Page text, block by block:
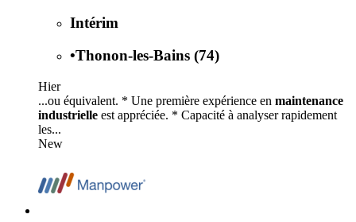
Intérim
•Thonon-les-Bains (74)
Hier
...ou équivalent. * Une première expérience en maintenance
industrielle est appréciée. * Capacité à analyser rapidement
les...
New